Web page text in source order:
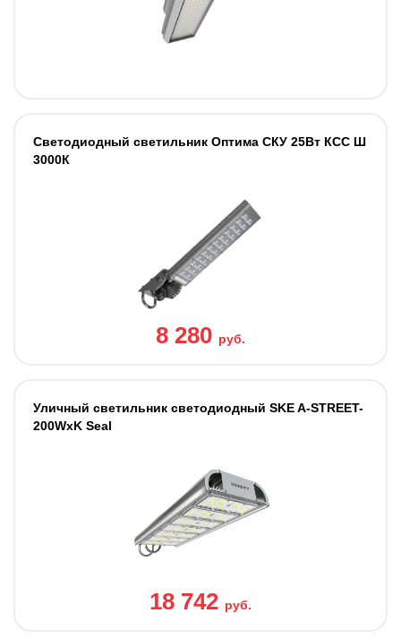
Светодиодный светильник Оптима СКУ 25Вт КСС Ш
3000К
8 280 руб.
Уличный светильник светодиодный SKE A-STREET-
200WxK Seal
18 742 руб.